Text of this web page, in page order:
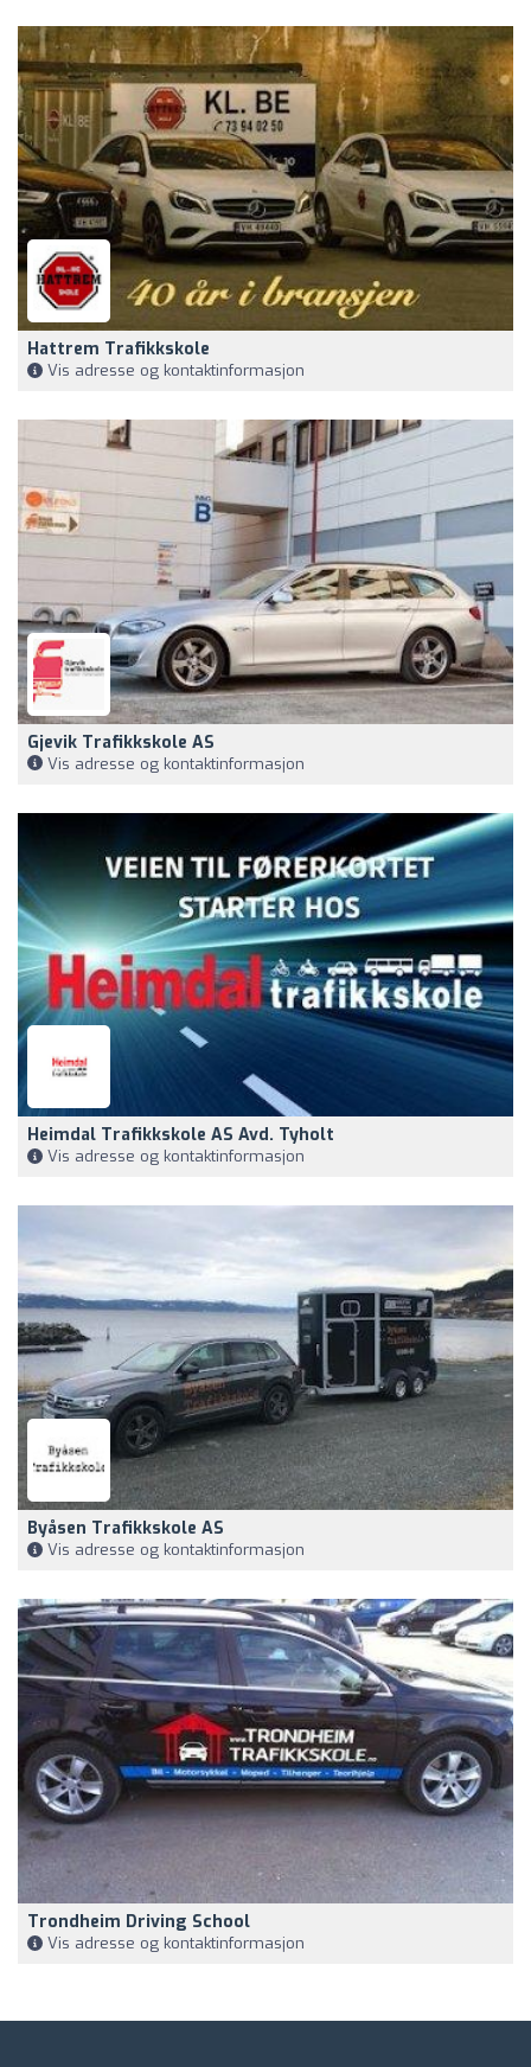
Hattrem Trafikkskole
Vis adresse og kontaktinformasjon
Gjevik Trafikkskole AS
Vis adresse og kontaktinformasjon
Heimdal Trafikkskole AS Avd. Tyholt
Vis adresse og kontaktinformasjon
Byåsen Trafikkskole AS
Vis adresse og kontaktinformasjon
Trondheim Driving School
Vis adresse og kontaktinformasjon